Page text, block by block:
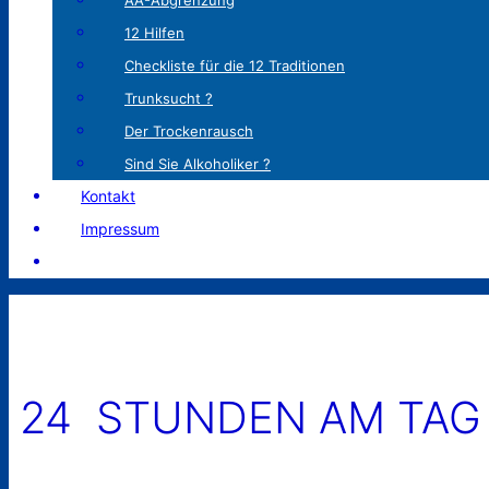
12 Hilfen
Checkliste für die 12 Traditionen
Trunksucht ?
Der Trockenrausch
Sind Sie Alkoholiker ?
Kontakt
Impressum
24 STUNDEN AM